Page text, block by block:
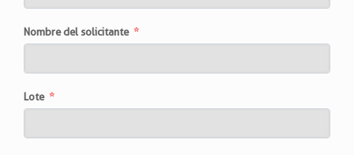
Nombre del solicitante
Lote